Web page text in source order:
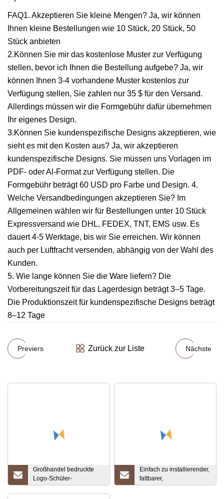
FAQ1. Akzeptieren Sie kleine Mengen? Ja, wir können
Ihnen kleine Bestellungen wie 10 Stück, 20 Stück, 50
Stück anbieten
2.Können Sie mir das kostenlose Muster zur Verfügung
stellen, bevor ich Ihnen die Bestellung aufgebe? Ja, wir
können Ihnen 3-4 vorhandene Muster kostenlos zur
Verfügung stellen, Sie zahlen nur 35 $ für den Versand.
Allerdings müssen wir die Formgebühr dafür übernehmen
Ihr eigenes Design.
3.Können Sie kundenspezifische Designs akzeptieren, wie
sieht es mit den Kosten aus? Ja, wir akzeptieren
kundenspezifische Designs. Sie müssen uns Vorlagen im
PDF- oder Al-Format zur Verfügung stellen. Die
Formgebühr beträgt 60 USD pro Farbe und Design. 4.
Welche Versandbedingungen akzeptieren Sie? Im
Allgemeinen wählen wir für Bestellungen unter 10 Stück
Expressversand wie DHL, FEDEX, TNT, EMS usw. Es
dauert 4-5 Werktage, bis wir Sie erreichen. Wir können
auch per Luftfracht versenden, abhängig von der Wahl des
Kunden.
5. Wie lange können Sie die Ware liefern? Die
Vorbereitungszeit für das Lagerdesign beträgt 3–5 Tage.
Die Produktionszeit für kundenspezifische Designs beträgt
8–12 Tage
Previers Zurück zur Liste Nächste
Großhandel bedruckte
Logo-Schüler-
Handtasche, individuelle
Einfach zu installierender,
faltbarer,
gebrauchsfertiger, großer